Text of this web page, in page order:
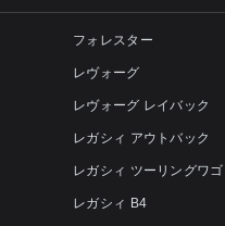
フォレスター
レヴォーグ
レヴォーグ レイバック
レガシィ アウトバック
レガシィ ツーリングワ
レガシィ B4